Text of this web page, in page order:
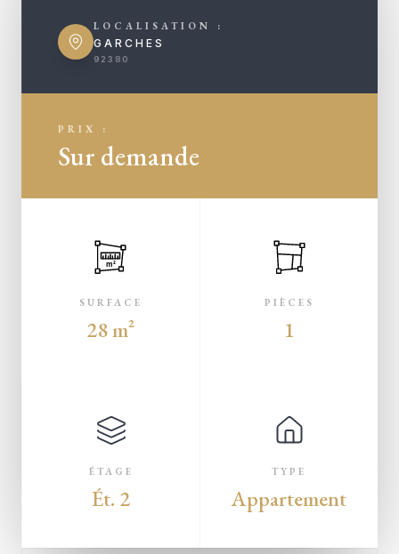
LOCALISATION :
GARCHES
92380
PRIX :
Sur demande
m²
SURFACE
28 m²
PIÈCES
1
ÉTAGE
Ét. 2
TYPE
Appartement